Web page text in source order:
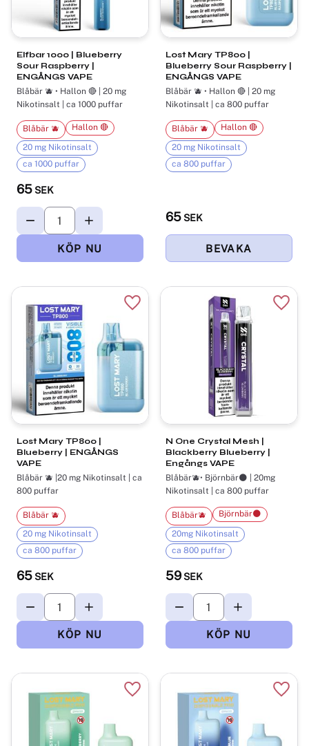
Elfbar 1000 | Blueberry
Sour Raspberry |
ENGÅNGS VAPE
Blåbär 🫐 • Hallon 🔴 | 20 mg
Nikotinsalt | ca 1000 puffar
65 SEK
Blåbär 🫐 Hallon 🔴
20 mg Nikotinsalt
ca 1000 puffar
Lost Mary TP800 |
Blueberry Sour Raspberry |
ENGÅNGS VAPE
Blåbär 🫐 • Hallon 🔴 | 20 mg
Nikotinsalt | ca 800 puffar
65 SEK
Blåbär 🫐 Hallon 🔴
20 mg Nikotinsalt
ca 800 puffar
Lost Mary TP800 |
Blueberry | ENGÅNGS
VAPE
Blåbär 🫐 |20 mg Nikotinsalt | ca
800 puffar
65 SEK
Blåbär 🫐
20 mg Nikotinsalt
ca 800 puffar
Lägg till i favoriter
N One Crystal Mesh |
Blackberry Blueberry |
Engångs VAPE
Blåbär🫐• Björnbär🌑 | 20mg
Nikotinsalt | ca 800 puffar
59 SEK
Blåbär🫐 Björnbär🌑
20mg Nikotinsalt
ca 800 puffar
Lägg till i favoriter